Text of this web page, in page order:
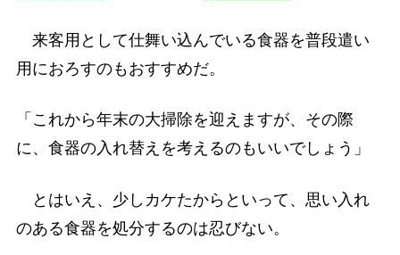
来客用として仕舞い込んでいる食器を普段遣い
用におろすのもおすすめだ。
「これから年末の大掃除を迎えますが、その際
に、食器の入れ替えを考えるのもいいでしょう」
とはいえ、少しカケたからといって、思い入れ
のある食器を処分するのは忍びない。